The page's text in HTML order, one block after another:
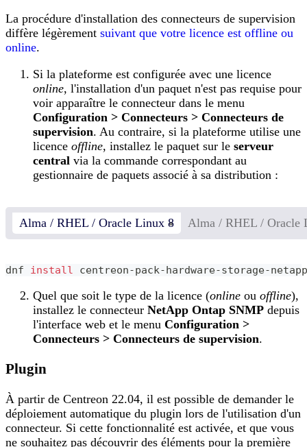
La procédure d'installation des connecteurs de supervision
diffère légèrement suivant que votre licence est offline ou
online.
Si la plateforme est configurée avec une licence
online, l'installation d'un paquet n'est pas requise pour
voir apparaître le connecteur dans le menu
Configuration > Connecteurs > Connecteurs de
supervision. Au contraire, si la plateforme utilise une
licence offline, installez le paquet sur le serveur
central via la commande correspondant au
gestionnaire de paquets associé à sa distribution :
Alma / RHEL / Oracle Linux 8 Alma / RHEL / Oracle
dnf install centreon-pack-hardware-storage-
Quel que soit le type de la licence (online ou offline),
installez le connecteur NetApp Ontap SNMP depuis
l'interface web et le menu Configuration >
Connecteurs > Connecteurs de supervision.
Plugin
À partir de Centreon 22.04, il est possible de demander le
déploiement automatique du plugin lors de l'utilisation d'un
connecteur. Si cette fonctionnalité est activée, et que vous
ne souhaitez pas découvrir des éléments pour la première